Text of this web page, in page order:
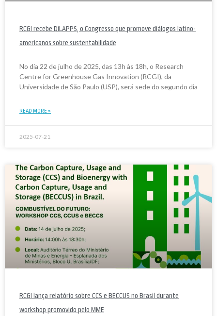
RCGI recebe DiLAPPS, o Congresso que promove diálogos latino-
americanos sobre sustentabilidade
No dia 22 de julho de 2025, das 13h às 18h, o Research
Centre for Greenhouse Gas Innovation (RCGI), da
Universidade de São Paulo (USP), será sede do segundo dia
READ MORE »
2025-07-21
RCGI lança relatório sobre CCS e BECCUS no Brasil durante
workshop promovido pelo MME